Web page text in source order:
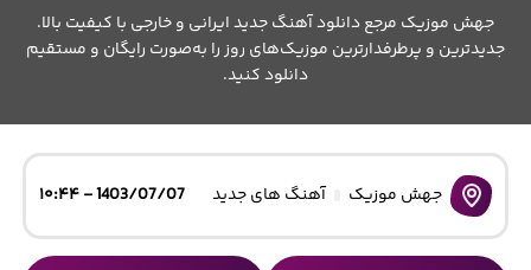
جهش موزیک مرجع دانلود آهنگ جدید ایرانی و خارجی با کیفیت بالا.
جدیدترین و پرطرفدارترین موزیک‌های روز را به‌صورت رایگان و مستقیم
دانلود کنید.
جهش موزیک آهنگ های جدید 1403/07/07 - ۱۰:۴۴